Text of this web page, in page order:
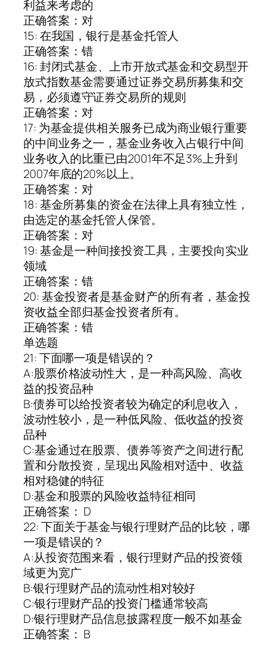
利益来考虑的
正确答案：对
15: 在我国，银行是基金托管人
正确答案：错
16: 封闭式基金、上市开放式基金和交易型开
放式指数基金需要通过证券交易所募集和交
易，必须遵守证券交易所的规则
正确答案：对
17: 为基金提供相关服务已成为商业银行重要
的中间业务之一，基金业务收入占银行中间
业务收入的比重已由2001年不足3%上升到
2007年底的20%以上。
正确答案：对
18: 基金所募集的资金在法律上具有独立性，
由选定的基金托管人保管。
正确答案：对
19: 基金是一种间接投资工具，主要投向实业
领域
正确答案：错
20: 基金投资者是基金财产的所有者，基金投
资收益全部归基金投资者所有。
正确答案：错
单选题
21: 下面哪一项是错误的？
A:股票价格波动性大，是一种高风险、高收
益的投资品种
B:债券可以给投资者较为确定的利息收入，
波动性较小，是一种低风险、低收益的投资
品种
C:基金通过在股票、债券等资产之间进行配
置和分散投资，呈现出风险相对适中、收益
相对稳健的特征
D:基金和股票的风险收益特征相同
正确答案： D
22: 下面关于基金与银行理财产品的比较，哪
一项是错误的？
A:从投资范围来看，银行理财产品的投资领
域更为宽广
B:银行理财产品的流动性相对较好
C:银行理财产品的投资门槛通常较高
D:银行理财产品信息披露程度一般不如基金
正确答案： B